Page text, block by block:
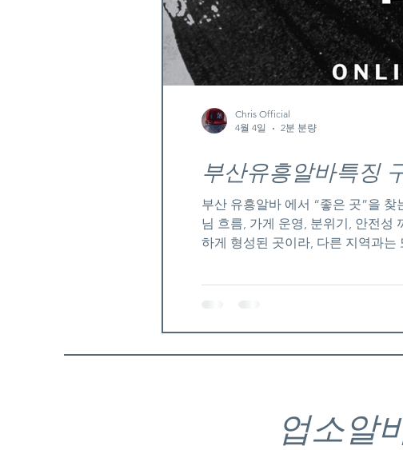
부산유흥알바특징
부산 유흥알바 에서 “좋은 곳”을
님 흐름, 가게 운영, 분위기, 안전성 까지 같이 봐야 합니다.부
하게 형성된 곳이라, 다른 지역과는
시즌 때는 손님 폭발 ✔ 평소에는 단
Chris Official
4월 4일
2분 분량
업소알